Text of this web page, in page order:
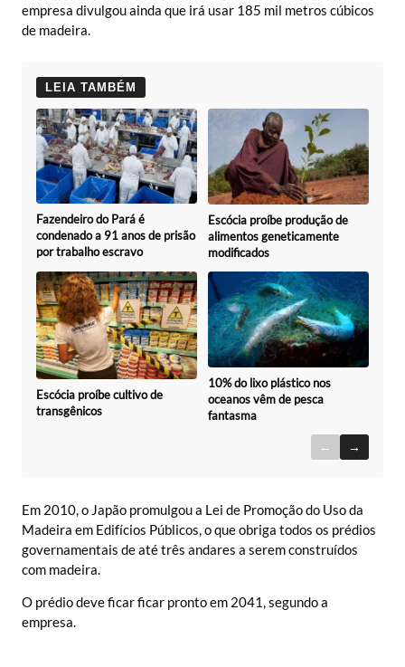
empresa divulgou ainda que irá usar 185 mil metros cúbicos
de madeira.
LEIA TAMBÉM
Fazendeiro do Pará é
condenado a 91 anos de prisão
por trabalho escravo
Escócia proíbe produção de
alimentos geneticamente
modificados
Escócia proíbe cultivo de
transgênicos
10% do lixo plástico nos
oceanos vêm de pesca
fantasma
← →
Em 2010, o Japão promulgou a Lei de Promoção do Uso da
Madeira em Edifícios Públicos, o que obriga todos os prédios
governamentais de até três andares a serem construídos
com madeira.
O prédio deve ficar ficar pronto em 2041, segundo a
empresa.